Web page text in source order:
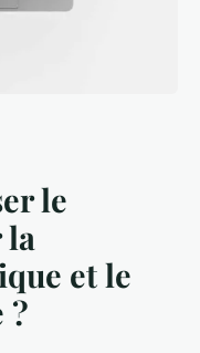
le
la
et le
?